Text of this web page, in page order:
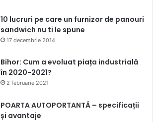
10 lucruri pe care un furnizor de panouri
sandwich nu ti le spune
17 decembrie 2014
Bihor: Cum a evoluat piața industrială
în 2020-2021?
2 februarie 2021
POARTA AUTOPORTANTĂ – specificații
și avantaje